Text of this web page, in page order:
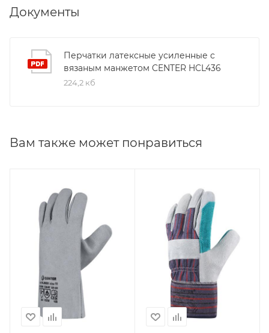
Документы
Перчатки латексные усиленные с
вязаным манжетом CENTER HCL436
224,2 кб
Вам также может понравиться